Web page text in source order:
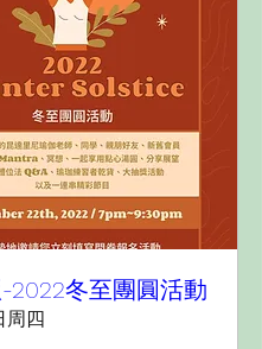
2022冬至團圓活動
周四